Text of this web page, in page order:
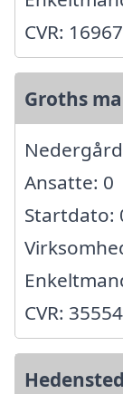
CVR:
Groths
Ansatte: 0
Startdato:
CVR: